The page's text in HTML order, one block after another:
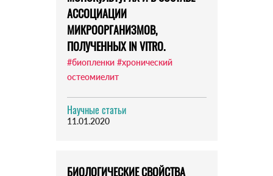
АССОЦИАЦИИ
МИКРООРГАНИЗМОВ,
ПОЛУЧЕННЫХ IN VITRO.
#биопленки #хронический
остеомиелит
Научные статьи
11.01.2020
БИОЛОГИЧЕСКИЕ СВОЙСТВА